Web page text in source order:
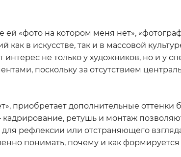
«фото на котором меня нет»,
в искусстве, так и в массовой
не только у художников, но и у
поскольку за отсутствием
приобретает дополнительные оттенки
ретушь и монтаж
рефлексии или отстраняющего
понимать, почему и как